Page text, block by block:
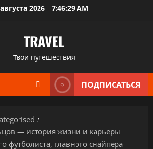
2026 7:46:30 AM
TRAVEL
Твои путешествия
ПОДПИСАТЬСЯ
— история жизни и карьеры
футболиста, главного снайпера